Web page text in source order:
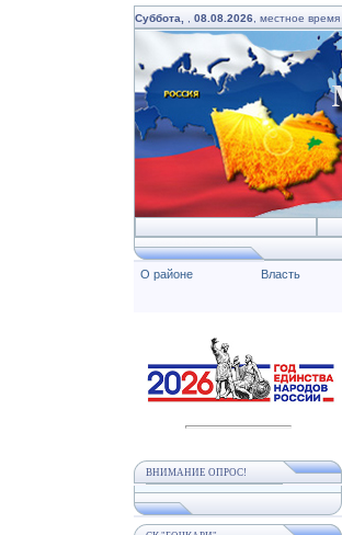
Суббота, 08.08.2026 , местное время
О районе Власть
ВНИМАНИЕ ОПРОС!